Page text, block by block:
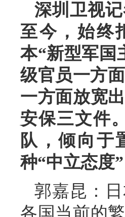
深圳卫视
至今，始终
本“新型军国
级官员一方
一方面放宽
安保三文件
队，倾向于
种“中立态度”
郭嘉昆：
各国当前的